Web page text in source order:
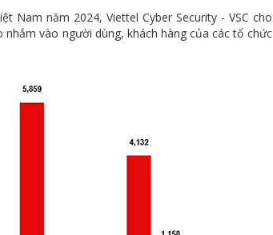
Nam năm 2024, Viettel Cyber Security - VSC cho
vào người dùng, khách hàng của các tổ chức